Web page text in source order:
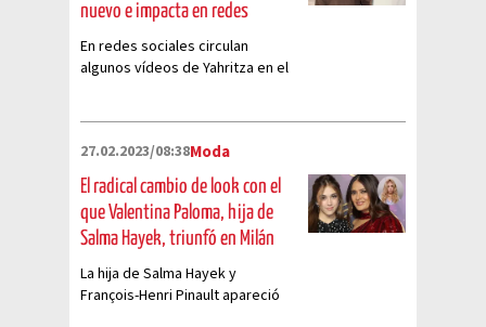
nuevo e impacta en redes
En redes sociales circulan
algunos vídeos de Yahritza en el
27.02.2023/08:38Moda
El radical cambio de look con el
que Valentina Paloma, hija de
Salma Hayek, triunfó en Milán
La hija de Salma Hayek y
François-Henri Pinault apareció